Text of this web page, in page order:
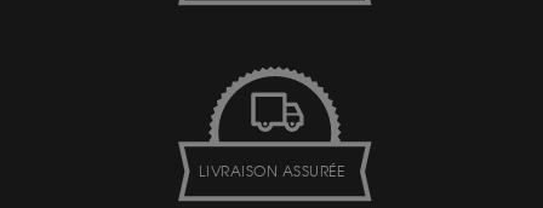
LIVRAISON ASSURÉE